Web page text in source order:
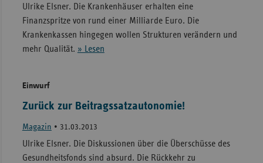
Ulrike Elsner. Die Krankenhäuser erhalten eine
Finanzspritze von rund einer Milliarde Euro. Die
Krankenkassen hingegen wollen Strukturen verändern und
mehr Qualität. » Lesen
Einwurf
Zurück zur Beitragssatzautonomie!
Magazin • 31.03.2013
Ulrike Elsner. Die Diskussionen über die Überschüsse des
Gesundheitsfonds sind absurd. Die Rückkehr zu